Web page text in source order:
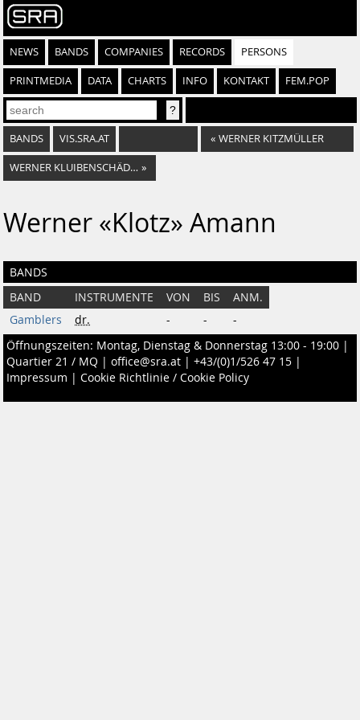
NEWS BANDS COMPANIES RECORDS PERSONS
PRINTMEDIA DATA CHARTS INFO KONTAKT FEM.POP
BANDS VIS.SRA.AT « WERNER KITZMÜLLER
WERNER KLUIBENSCHÄDEL »
Werner «Klotz» Amann
BANDS
BAND INSTRUMENTE VON BIS
ANM.
Gamblers
dr. - -
-
Öffnungszeiten: Montag, Dienstag & Donnerstag 13:00 - 19:00 |
Quartier 21 / MQ | office@sra.at | +43/(0)1/526 47 15 |
Impressum | Cookie Richtlinie / Cookie Policy